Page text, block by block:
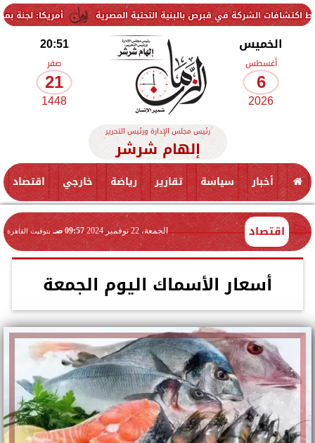
أمريكا: لجنة بمجلس الشيوخ في قبرص بالبنية التحتية المصرية
الخميس
أغسطس
6
2026
20:51
صفر
21
1448
رئيس مجلس الإدارة ورئيس التحرير
إلهام شرشر
أخبار سياسة تقارير رياضة خارجي اقتصاد
اقتصاد الجمعة، 22 نوفمبر 2024 09:57 صـ بتوقيت القاهرة
أسعار الأسماك اليوم الجمعة